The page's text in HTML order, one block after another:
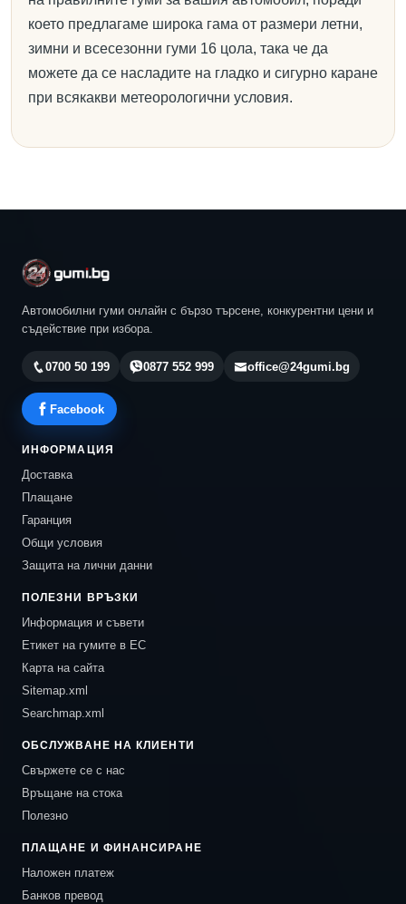
което предлагаме широка гама от размери летни,
зимни и всесезонни гуми 16 цола, така че да
можете да се насладите на гладко и сигурно каране
при всякакви метеорологични условия.
Автомобилни гуми онлайн с бързо търсене, конкурентни цени и
съдействие при избора.
0700 50 199 0877 552 999 office@24gumi.bg
Facebook
ИНФОРМАЦИЯ
Доставка
Плащане
Гаранция
Общи условия
Защита на лични данни
ПОЛЕЗНИ ВРЪЗКИ
Информация и съвети
Етикет на гумите в ЕС
Карта на сайта
Sitemap.xml
Searchmap.xml
ОБСЛУЖВАНЕ НА КЛИЕНТИ
Свържете се с нас
Връщане на стока
Полезно
ПЛАЩАНЕ И ФИНАНСИРАНЕ
Наложен платеж
Банков превод